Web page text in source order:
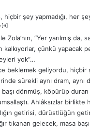
m
k
şey yapmadığı, her
[6]
“Yer yarılmış da,
kalkıyorlar, çünkü
yok”…
beklemek geliyordu,
sürekli aynı dram,
dönmüş, köpürüp duran
Ahlâksızlar
getirisi, dürüstlüğün
tıkanan gelecek, masa